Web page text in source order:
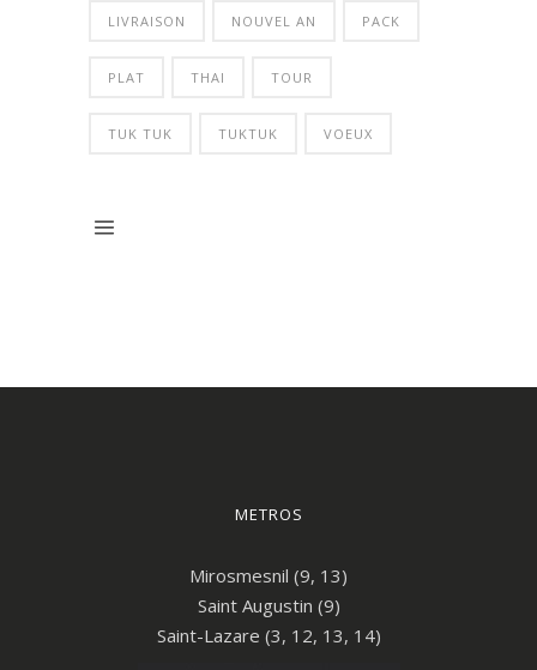
LIVRAISON NOUVEL AN PACK
PLAT THAI TOUR
TUK TUK TUKTUK VOEUX
METROS
Mirosmesnil (9, 13)
Saint Augustin (9)
Saint-Lazare (3, 12, 13, 14)